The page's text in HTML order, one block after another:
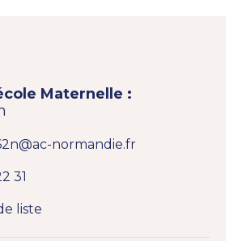
Maternelle :
normandie.fr
31
liste